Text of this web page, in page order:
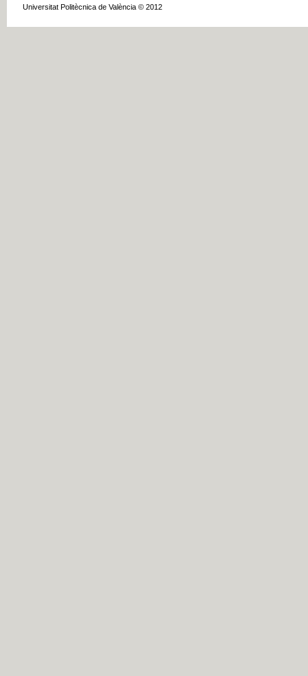
Universitat Politècnica de València © 2012